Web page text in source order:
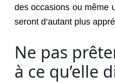
des occasions ou même
seront d’autant plus
Ne pas
à ce qu’elle